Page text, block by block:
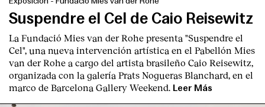
Suspendre el Cel de Caio Reisewitz
La Fundació Mies van der Rohe presenta "Suspendre el
Cel", una nueva intervención artística en el Pabellón Mies
van der Rohe a cargo del artista brasileño Caio Reisewitz,
organizada con la galería Prats Nogueras Blanchard, en el
marco de Barcelona Gallery Weekend. Leer Más